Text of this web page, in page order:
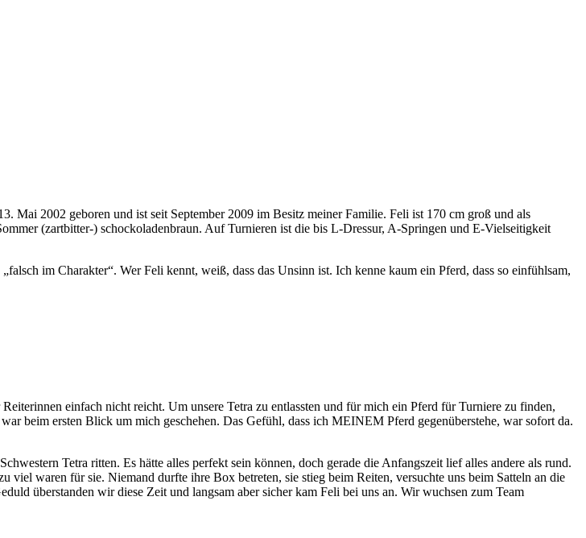
Mai 2002 geboren und ist seit September 2009 im Besitz meiner Familie. Feli ist 170 cm groß und als
(zartbitter-) schockoladenbraun. Auf Turnieren ist die bis L-Dressur, A-Springen und E-Vielseitigkeit
im Charakter“. Wer Feli kennt, weiß, dass das Unsinn ist. Ich kenne kaum ein Pferd, dass so einfühlsam,
einfach nicht reicht. Um unsere Tetra zu entlassten und für mich ein Pferd für Turniere zu finden,
beim ersten Blick um mich geschehen. Das Gefühl, dass ich MEINEM Pferd gegenüberstehe, war sofort da.
Tetra ritten. Es hätte alles perfekt sein können, doch gerade die Anfangszeit lief alles andere als rund.
waren für sie. Niemand durfte ihre Box betreten, sie stieg beim Reiten, versuchte uns beim Satteln an die
überstanden wir diese Zeit und langsam aber sicher kam Feli bei uns an. Wir wuchsen zum Team